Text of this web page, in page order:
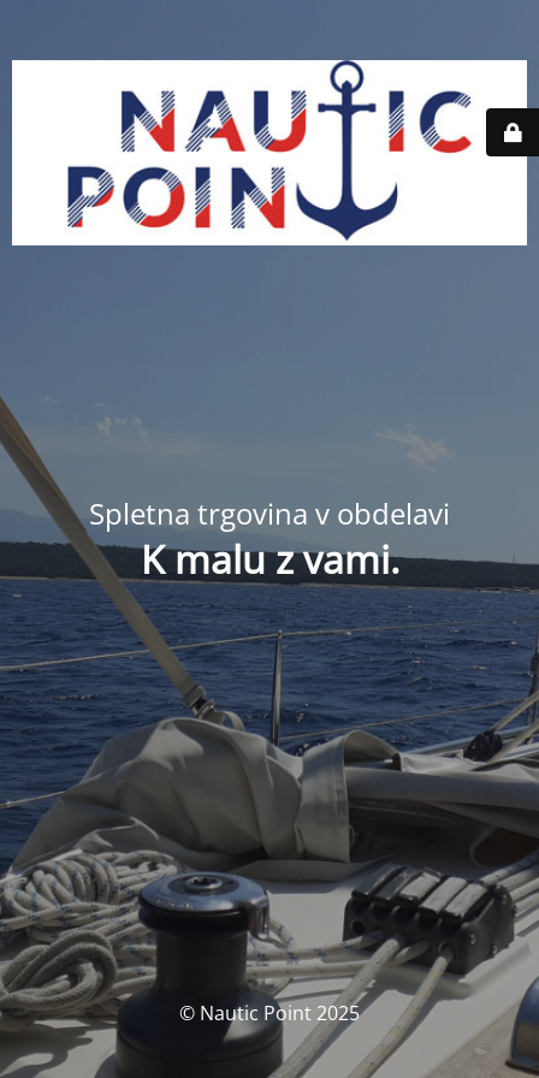
Spletna trgovina v obdelavi
K malu z vami.
© Nautic Point 2025